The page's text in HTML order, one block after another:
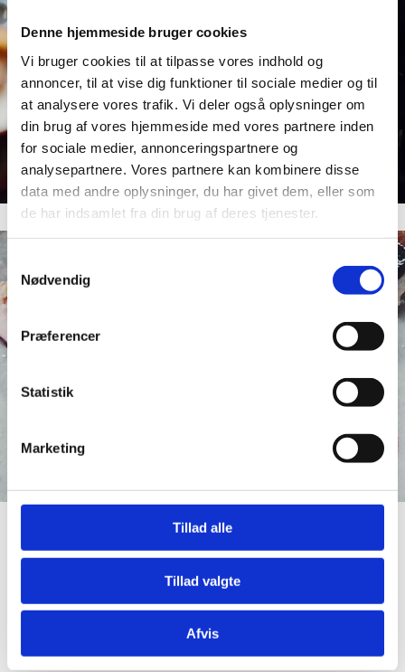
Denne hjemmeside bruger cookies
Vi bruger cookies til at tilpasse vores indhold og
annoncer, til at vise dig funktioner til sociale medier og til
at analysere vores trafik. Vi deler også oplysninger om
din brug af vores hjemmeside med vores partnere inden
for sociale medier, annonceringspartnere og
analysepartnere. Vores partnere kan kombinere disse
data med andre oplysninger, du har givet dem, eller som
de har indsamlet fra din brug af deres tjenester.
Nødvendig
Præferencer
Statistik
Marketing
Tillad alle
Tillad valgte
Afvis
Kontakt os
Send en forespørgsel om dit selskab